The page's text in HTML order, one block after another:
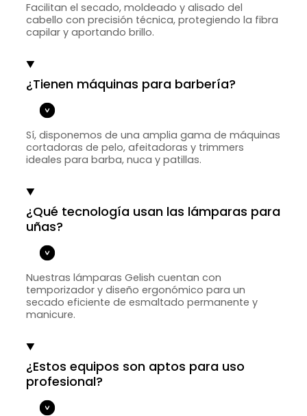
Facilitan el secado, moldeado y alisado del
cabello con precisión técnica, protegiendo la fibra
capilar y aportando brillo.
¿Tienen máquinas para barbería?
Sí, disponemos de una amplia gama de máquinas
cortadoras de pelo, afeitadoras y trimmers
ideales para barba, nuca y patillas.
¿Qué tecnología usan las lámparas para
uñas?
Nuestras lámparas Gelish cuentan con
temporizador y diseño ergonómico para un
secado eficiente de esmaltado permanente y
manicure.
¿Estos equipos son aptos para uso
profesional?